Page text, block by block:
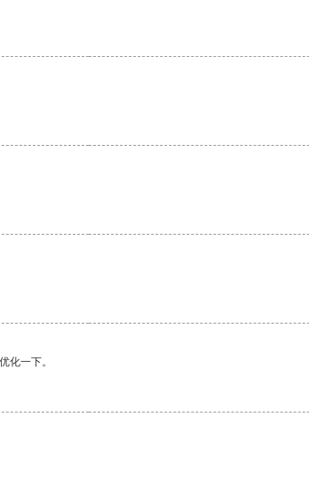
化一下。